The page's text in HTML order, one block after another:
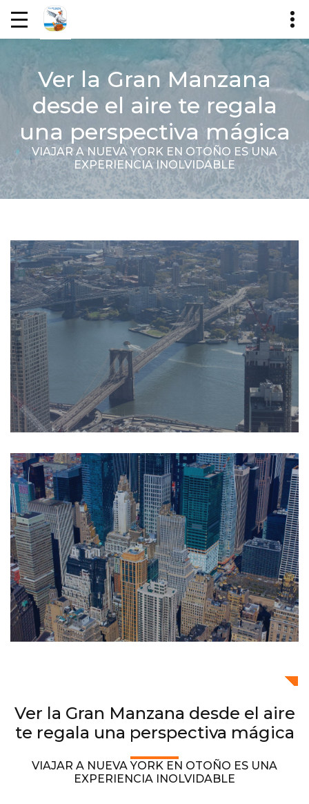
Ver la Gran Manzana
desde el aire te regala
una perspectiva mágica
VIAJAR A NUEVA YORK EN OTOÑO ES UNA
EXPERIENCIA INOLVIDABLE
Ver la Gran Manzana desde el aire
te regala una perspectiva mágica
VIAJAR A NUEVA YORK EN OTOÑO ES UNA
EXPERIENCIA INOLVIDABLE